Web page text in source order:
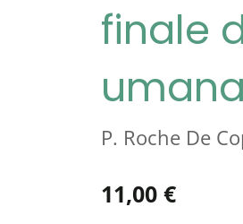
finale
P. Roche De
11,00 €